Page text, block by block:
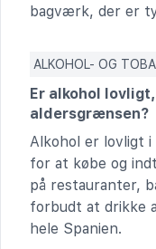
bagværk, der er
ALKOHOL- OG
Er alkohol
aldersgrænsen?
Alkohol er lovligt i
for at købe og
på restauranter,
forbudt at drikke
hele Spanien.